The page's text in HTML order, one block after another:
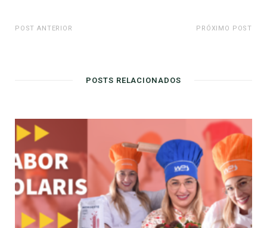
POST ANTERIOR PRÓXIMO POST
POSTS RELACIONADOS